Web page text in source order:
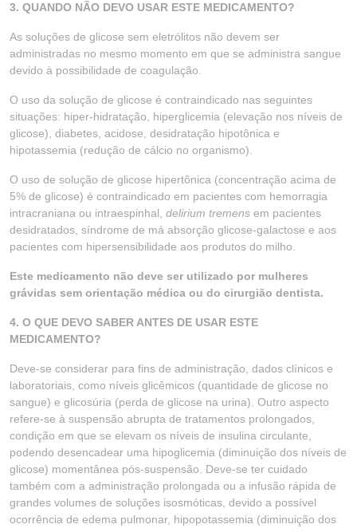
3. QUANDO NÃO DEVO USAR ESTE MEDICAMENTO?
As soluções de glicose sem eletrólitos não devem ser
administradas no mesmo momento em que se administra sangue
devido à possibilidade de coagulação.
O uso da solução de glicose é contraindicado nas seguintes
situações: hiper-hidratação, hiperglicemia (elevação nos níveis de
glicose), diabetes, acidose, desidratação hipotônica e
hipotassemia (redução de cálcio no organismo).
O uso de solução de glicose hipertônica (concentração acima de
5% de glicose) é contraindicado em pacientes com hemorragia
intracraniana ou intraespinhal, delirium tremens em pacientes
desidratados, síndrome de má absorção glicose-galactose e aos
pacientes com hipersensibilidade aos produtos do milho.
Este medicamento não deve ser utilizado por mulheres
grávidas sem orientação médica ou do cirurgião dentista.
4. O QUE DEVO SABER ANTES DE USAR ESTE
MEDICAMENTO?
Deve-se considerar para fins de administração, dados clínicos e
laboratoriais, como níveis glicêmicos (quantidade de glicose no
sangue) e glicosúria (perda de glicose na urina). Outro aspecto
refere-se à suspensão abrupta de tratamentos prolongados,
condição em que se elevam os níveis de insulina circulante,
podendo desencadear uma hipoglicemia (diminuição dos níveis de
glicose) momentânea pós-suspensão. Deve-se ter cuidado
também com a administração prolongada ou a infusão rápida de
grandes volumes de soluções isosmóticas, devido a possível
ocorrência de edema pulmonar, hipopotassemia (diminuição dos